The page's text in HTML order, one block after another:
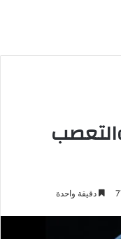
دقيقة واحدة